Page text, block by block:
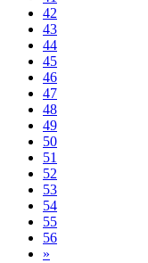
42
43
44
45
46
47
48
49
50
51
52
53
54
55
56
»